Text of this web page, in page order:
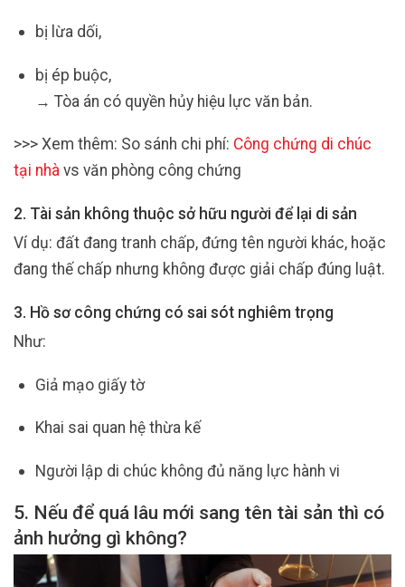
bị lừa dối,
bị ép buộc,
→ Tòa án có quyền hủy hiệu lực văn bản.
>>> Xem thêm: So sánh chi phí: Công chứng di chúc
tại nhà vs văn phòng công chứng
2. Tài sản không thuộc sở hữu người để lại di sản
Ví dụ: đất đang tranh chấp, đứng tên người khác, hoặc
đang thế chấp nhưng không được giải chấp đúng luật.
3. Hồ sơ công chứng có sai sót nghiêm trọng
Như:
Giả mạo giấy tờ
Khai sai quan hệ thừa kế
Người lập di chúc không đủ năng lực hành vi
5. Nếu để quá lâu mới sang tên tài sản thì có
ảnh hưởng gì không?